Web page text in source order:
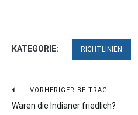
KATEGORIE: RICHTLINIEN
Beitragsnavigation
VORHERIGER BEITRAG
Waren die Indianer friedlich?